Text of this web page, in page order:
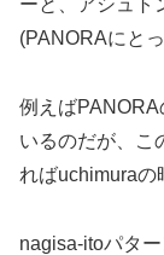
ーと、アシュト
(PANORAにと
例えば
いるのだが、こ
ればuchimuraの
nagisa-itoパター